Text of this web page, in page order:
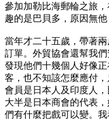
參加加勒比海郵輪之旅
趣的是巴貝多，原因無他
當年才二十五歲，帶著
訂單。外貿協會還幫我
發現他們十幾個人好像
客，也不知該怎麼應付
會員是日本人及印度人
大半是日本商會的代表
們有什麼把戲可以變。